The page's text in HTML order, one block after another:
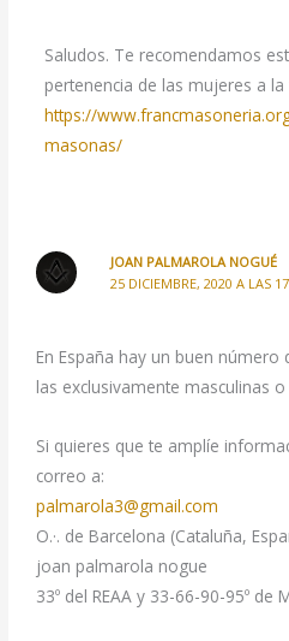
Saludos. Te recomendamos
pertenencia de las mujeres a
https://
masonas/
JOAN PALMAROLA NOGUÉ
25 DICIEMBRE, 2020 A LAS
En España hay un buen
las exclusivamente masculinas
Si quieres que te amplíe
correo a:
palmarola3@gmail.com
O.·. de Barcelona (Cataluña,
joan palmarola nogue
33º del REAA y 33-66-90-95º de